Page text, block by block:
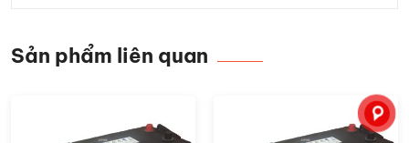
Sản phẩm liên quan